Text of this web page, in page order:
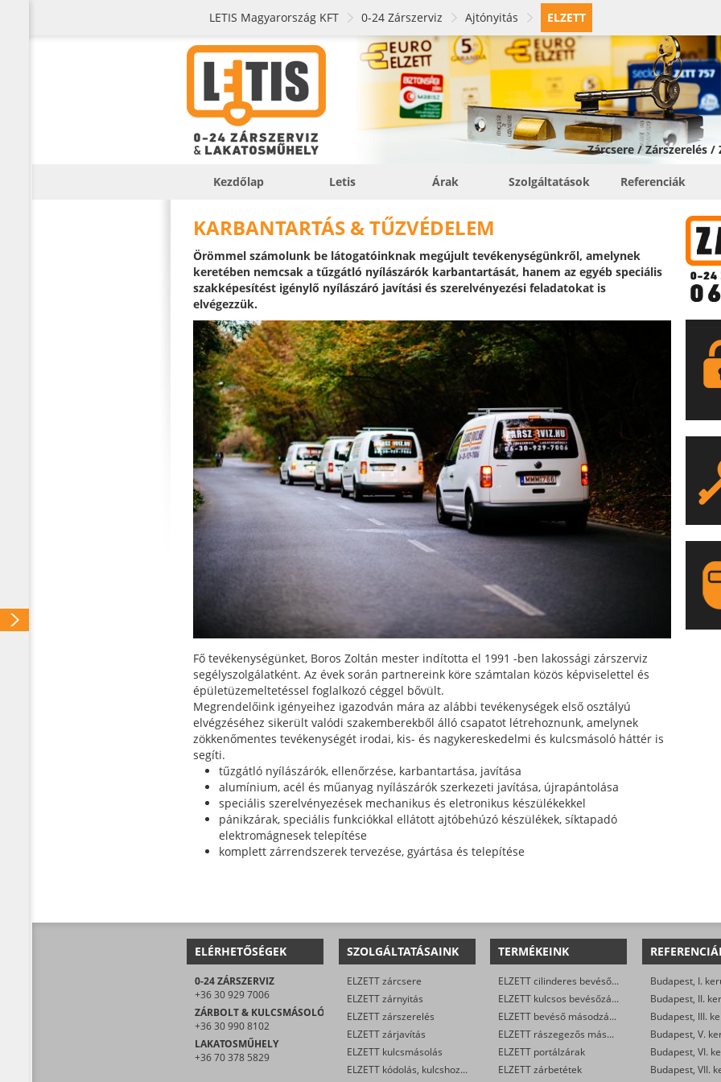
LETIS Magyarország KFT 0-24 Zárszerviz Ajtónyitás ELZETT
Zárcsere / Zárszerelés
Kezdőlap Letis Árak Szolgáltatások Referenciák
KARBANTARTÁS & TŰZVÉDELEM
Örömmel számolunk be látogatóinknak megújult tevékenységünkről, amelynek
keretében nemcsak a tűzgátló nyílászárók karbantartását, hanem az egyéb speciális
szakképesítést igénylő nyílászáró javítási és szerelvényezési feladatokat is
elvégezzük.
Fő tevékenységünket, Boros Zoltán mester indította el 1991 -ben lakossági zárszerviz
segélyszolgálatként. Az évek során partnereink köre számtalan közös képviselettel és
épületüzemeltetéssel foglalkozó céggel bővült.
Megrendelőink igényeihez igazodván mára az alábbi tevékenységek első osztályú
elvégzéséhez sikerült valódi szakemberekből álló csapatot létrehoznunk, amelynek
zökkenőmentes tevékenységét irodai, kis- és nagykereskedelmi és kulcsmásoló háttér is
segíti.
tűzgátló nyílászárók, ellenőrzése, karbantartása, javítása
alumínium, acél és műanyag nyílászárók szerkezeti javítása, újrapántolása
speciális szerelvényezések mechanikus és eletronikus készülékekkel
pánikzárak, speciális funkciókkal ellátott ajtóbehúzó készülékek, síktapadó
elektromágnesek telepítése
komplett zárrendszerek tervezése, gyártása és telepítése
ELÉRHETŐSÉGEK
0-24 ZÁRSZERVIZ
+36 30 929 7006
ZÁRBOLT & KULCSMÁSOLÓ
+36 30 990 8102
LAKATOSMŰHELY
+36 70 378 5829
SZOLGÁLTATÁSAINK
ELZETT zárcsere
ELZETT zárnyitás
ELZETT zárszerelés
ELZETT zárjavítás
ELZETT kulcsmásolás
ELZETT kódolás, kulcshoz zárbetét készítése
TERMÉKEINK
ELZETT cilinderes bevéső-zárak
ELZETT kulcsos bevésőzárak
ELZETT bevéső másodzárak
ELZETT rászegezős másodzárak
ELZETT portálzárak
ELZETT zárbetétek
Budapest, I.
Budapest, II.
Budapest, III.
Budapest, V.
Budapest, VI.
Budapest, VII.